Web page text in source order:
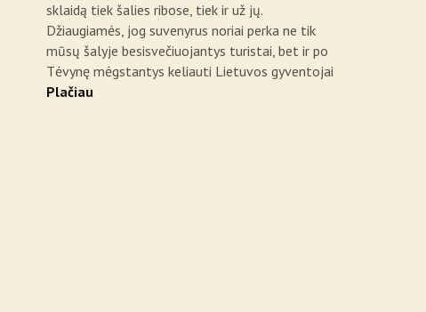
sklaidą tiek šalies ribose, tiek ir už jų.
Džiaugiamės, jog suvenyrus noriai perka ne tik
mūsų šalyje besisvečiuojantys turistai, bet ir po
Tėvynę mėgstantys keliauti Lietuvos gyventojai
Plačiau